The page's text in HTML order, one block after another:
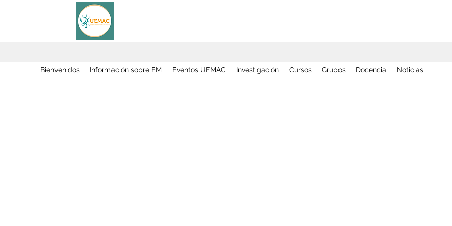
Bienvenidos Información sobre EM Eventos UEMAC Investigación Cursos Grupos Docencia Noticias